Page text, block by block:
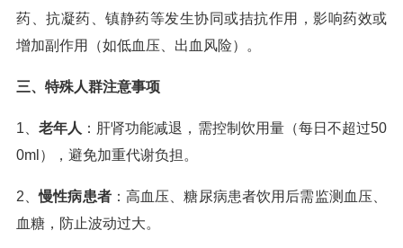
药、抗凝药、镇静药等发生协同或拮抗作用，影响药效或
增加副作用（如低血压、出血风险）。
三、特殊人群注意事项
1、老年人 ：肝肾功能减退，需控制饮用量（每日不超过50
0ml），避免加重代谢负担。
2、慢性病患者：高血压、糖尿病患者饮用后需监测血压、
血糖，防止波动过大。